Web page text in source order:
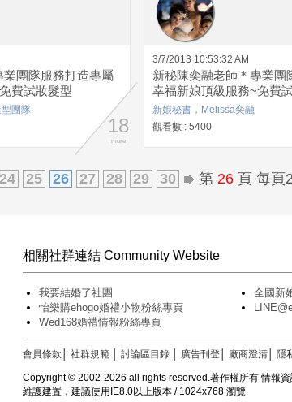
團隊服務打造專屬
費試妝髮型
團隊
18
more
3/7/2013 10:53:32 AM
新秘陳奕融老師＊專業團
幸福新娘頂級服務~免費
新娘秘書，Melissa奕融
觀看數 : 5400
24 25 26 27 28 29 30 第 26頁 每頁
相關社群連結 Community Website
我要結婚了社團
全國新
怡樂購ehogo婚禮小物粉絲專頁
Wed168婚禮情報粉絲專頁
會員條款 │社群規範 │討論區目錄 廣告刊登 廠商澄清 隱
Copyright © 2002-2026 all rights reserved.著作權所有 情報資
維護建置，建議使用IE8.0以上版本 / 1024x768 瀏覽